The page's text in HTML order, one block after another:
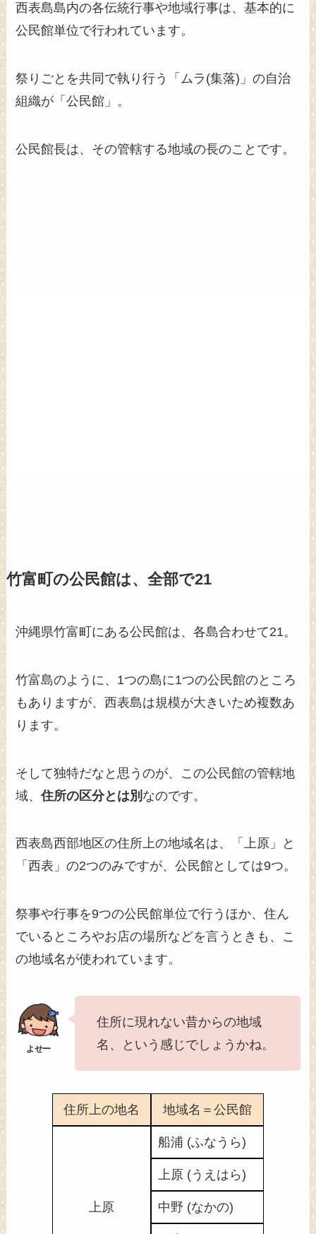
西表島島内の各伝統行事や地域行事は、基本的に
公民館単位で行われています。
祭りごとを共同で執り行う「ムラ(集落)」の自治
組織が「公民館」。
公民館長は、その管轄する地域の長のことです。
竹富町の公民館は、全部で21
沖縄県竹富町にある公民館は、各島合わせて21。
竹富島のように、1つの島に1つの公民館のところ
もありますが、西表島は規模が大きいため複数あ
ります。
そして独特だなと思うのが、この公民館の管轄地
域、住所の区分とは別 なのです。
西表島西部地区の住所上の地域名は、「上原」と
「西表」の2つのみですが、公民館としては9つ。
祭事や行事を9つの公民館単位で行うほか、住ん
でいるところやお店の場所などを言うときも、こ
の地域名が使われています。
住所に現れない昔からの地域
名、という感じでしょうかね。
住所上の地名 地域名＝公民館
上原
船浦 (ふなうら)
上原 (うえはら)
中野 (なかの)